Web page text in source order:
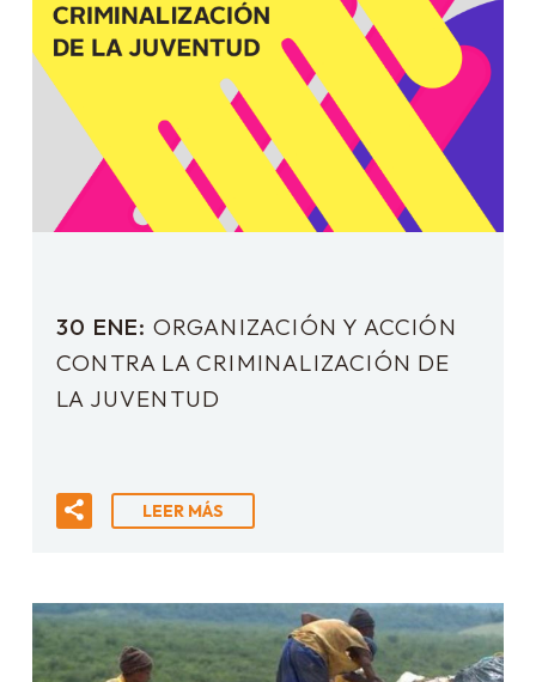
30 ENE: ORGANIZACIÓN Y ACCIÓN
CONTRA LA CRIMINALIZACIÓN DE
LA JUVENTUD
LEER MÁS